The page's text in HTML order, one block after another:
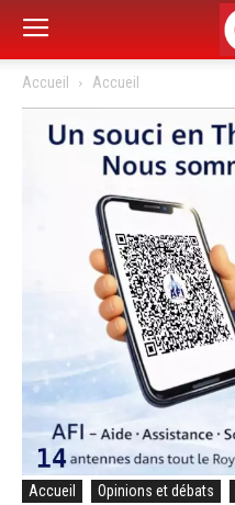
Accueil Accueil
Accueil Opinions et débats